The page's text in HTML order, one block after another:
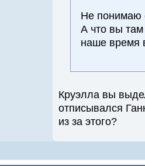
Не понимаю
А что вы
наше время
Круэлла вы
отписывался
из за этого?